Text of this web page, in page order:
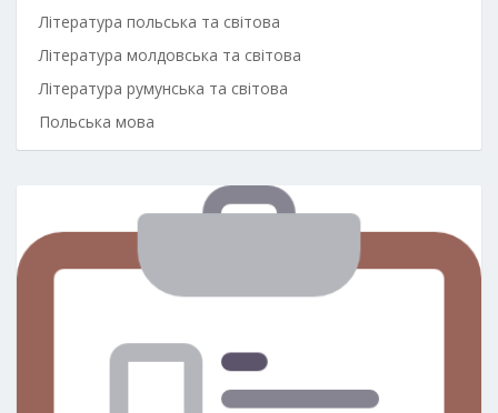
Література польська та світова
Література молдовська та світова
Література румунська та світова
Польська мова